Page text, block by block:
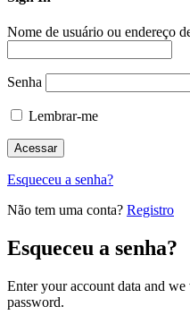
Nome de usuário ou endereço
Senha
Lembrar-me
Esqueceu a senha?
Não tem uma conta? Registro
Esqueceu a senha?
Enter your account data and
password.